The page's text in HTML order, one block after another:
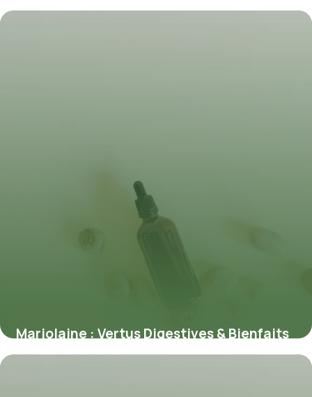
Marjolaine : Vertus Digestives & Bienfaits
12 juillet 2026